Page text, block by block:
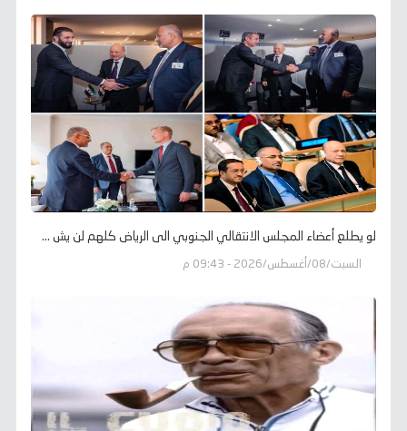
لو يطلع أعضاء المجلس الانتقالي الجنوبي الى الرياض كلهم لن يش ...
السبت/08/أغسطس/2026 - 09:43 م